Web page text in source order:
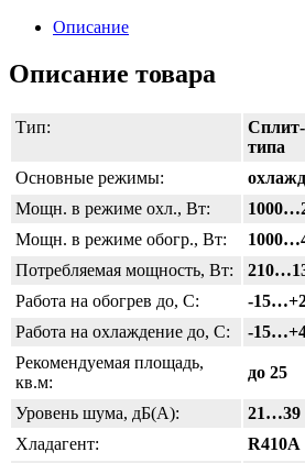
Описание
Описание товара
Тип:
Сплит-
типа
Основные режимы:
Мощн. в режиме охл., Вт:
Мощн. в режиме обогр., Вт:
Потребляемая мощность, Вт:
Работа на обогрев до, С:
-
Работа на охлаждение до, С:
-
Рекомендуемая площадь,
кв.м:
до 25
Уровень шума, дБ(А):
21…39
Хладагент:
R410A